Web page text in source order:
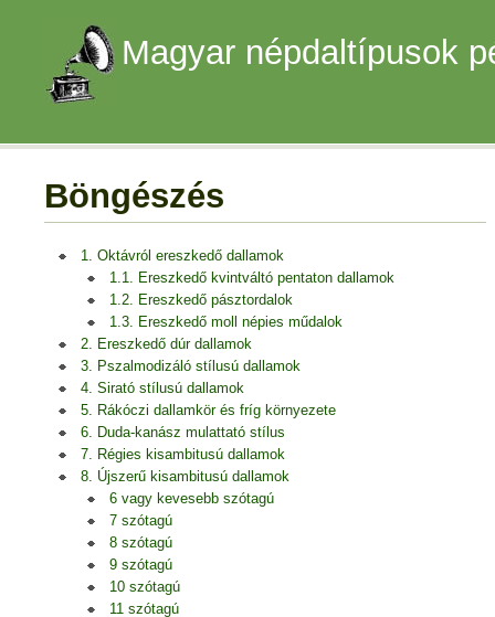
Magyar népdaltípusok
Böngészés
1. Oktávról ereszkedő dallamok
1.1. Ereszkedő kvintváltó pentaton dallamok
1.2. Ereszkedő pásztordalok
1.3. Ereszkedő moll népies műdalok
2. Ereszkedő dúr dallamok
3. Pszalmodizáló stílusú dallamok
4. Sirató stílusú dallamok
5. Rákóczi dallamkör és fríg környezete
6. Duda-kanász mulattató stílus
7. Régies kisambitusú dallamok
8. Újszerű kisambitusú dallamok
6 vagy kevesebb szótagú
7 szótagú
8 szótagú
9 szótagú
10 szótagú
11 szótagú